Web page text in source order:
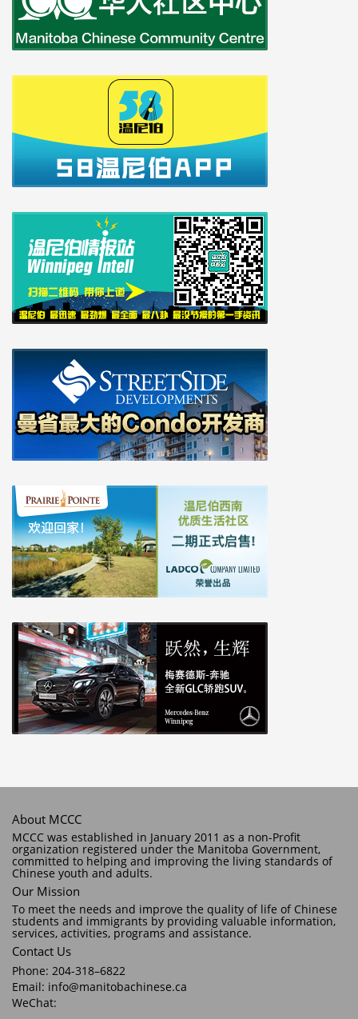
About MCCC
MCCC was established in January 2011 as a non-Profit
organization registered under the Manitoba Government,
committed to helping and improving the living standards of
Chinese youth and adults.
Our Mission
To meet the needs and improve the quality of life of Chinese
students and immigrants by providing valuable information,
services, activities, programs and assistance.
Contact Us
Phone: 204-318–6822
Email: info@manitobachinese.ca
WeChat: